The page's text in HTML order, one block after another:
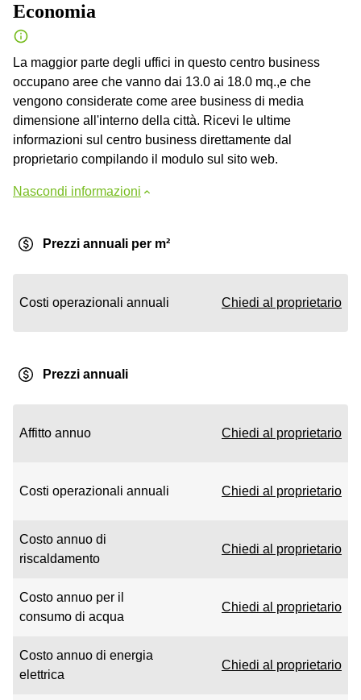
Economia
La maggior parte degli uffici in questo centro business
occupano aree che vanno dai 13.0 ai 18.0 mq.,e che
vengono considerate come aree business di media
dimensione all'interno della città. Ricevi le ultime
informazioni sul centro business direttamente dal
proprietario compilando il modulo sul sito web.
Nascondi informazioni
Prezzi annuali per m²
Costi operazionali annuali Chiedi al proprietario
Prezzi annuali
Affitto annuo Chiedi al proprietario
Costi operazionali annuali Chiedi al proprietario
Costo annuo di
riscaldamento
Chiedi al proprietario
Costo annuo per il
consumo di acqua
Chiedi al proprietario
Costo annuo di energia
elettrica
Chiedi al proprietario